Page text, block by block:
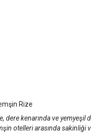
Rize
dere kenarında ve
otelleri arasında